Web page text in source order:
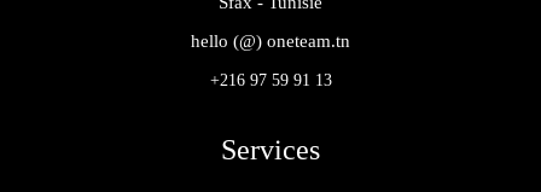
hello (@) oneteam.tn
+216 97 59 91 13
Services